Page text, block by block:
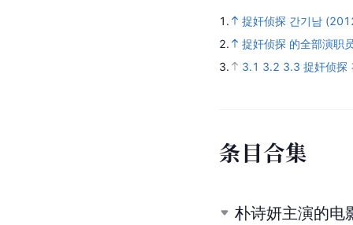
1.
捉奸侦探 간기남
2.
捉奸侦探 的全部演职
3.
3.1 3.2 3.3 捉奸侦探
条目合集
朴诗妍主演的电